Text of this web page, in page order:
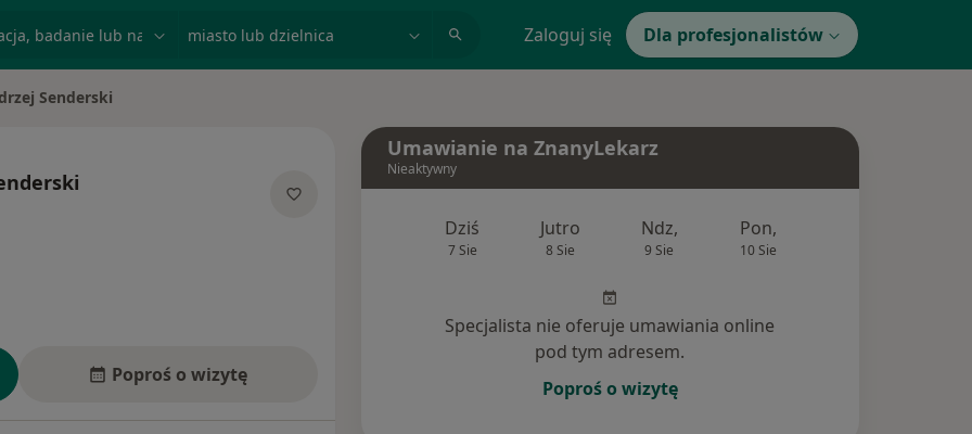
Zaloguj się Dla profesjonalistów
Senderski
Poproś o wizytę
Umawianie na ZnanyLekarz
Nieaktywny
Dziś
7 Sie
Jutro
8 Sie
Ndz,
9 Sie
Pon,
10 Sie
Specjalista nie oferuje umawiania online
pod tym adresem.
Poproś o wizytę